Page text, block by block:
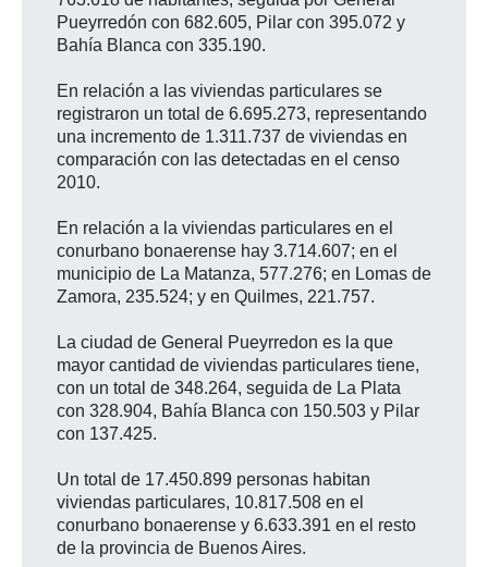
Pueyrredón con 682.605, Pilar con 395.072 y
Bahía Blanca con 335.190.
En relación a las viviendas particulares se
registraron un total de 6.695.273, representando
una incremento de 1.311.737 de viviendas en
comparación con las detectadas en el censo
2010.
En relación a la viviendas particulares en el
conurbano bonaerense hay 3.714.607; en el
municipio de La Matanza, 577.276; en Lomas de
Zamora, 235.524; y en Quilmes, 221.757.
La ciudad de General Pueyrredon es la que
mayor cantidad de viviendas particulares tiene,
con un total de 348.264, seguida de La Plata
con 328.904, Bahía Blanca con 150.503 y Pilar
con 137.425.
Un total de 17.450.899 personas habitan
viviendas particulares, 10.817.508 en el
conurbano bonaerense y 6.633.391 en el resto
de la provincia de Buenos Aires.